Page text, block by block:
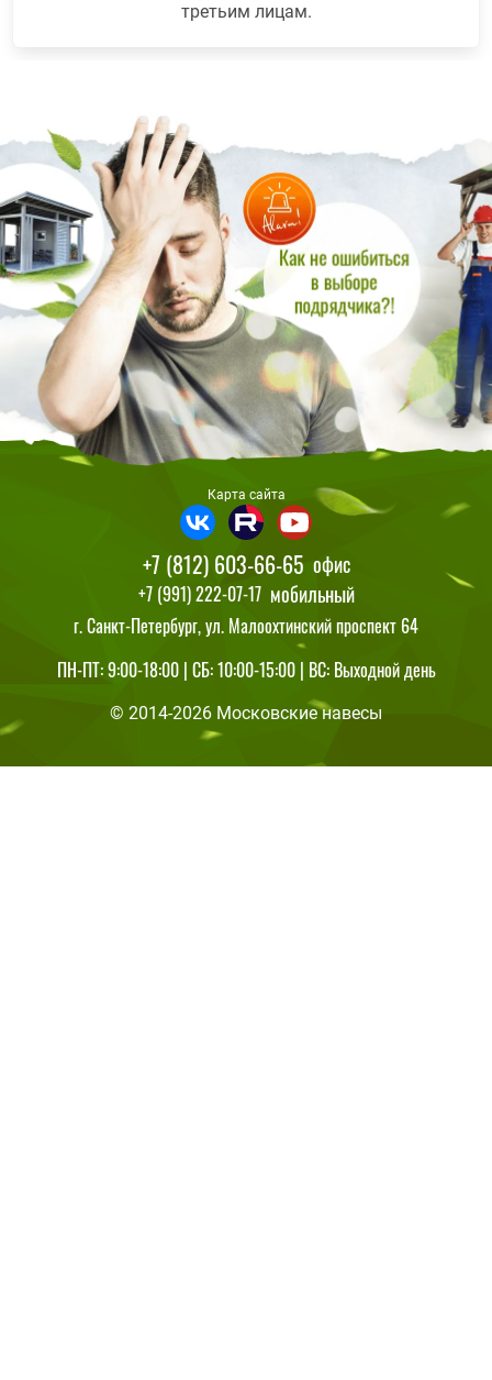
третьим лицам.
ПН-ПТ: 9:00-18:00 | СБ: 10:00-15:00 | ВС: Выходной день
© 2014-2026 Московские навесы
+7 (812) 603-66-65 офис
+7 (991) 222-07-17 мобильный
г. Санкт-Петербург, ул. Малоохтинский проспект 64
Карта сайта